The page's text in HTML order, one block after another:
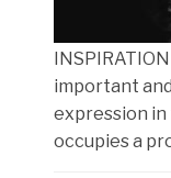
important
expression
occupies a